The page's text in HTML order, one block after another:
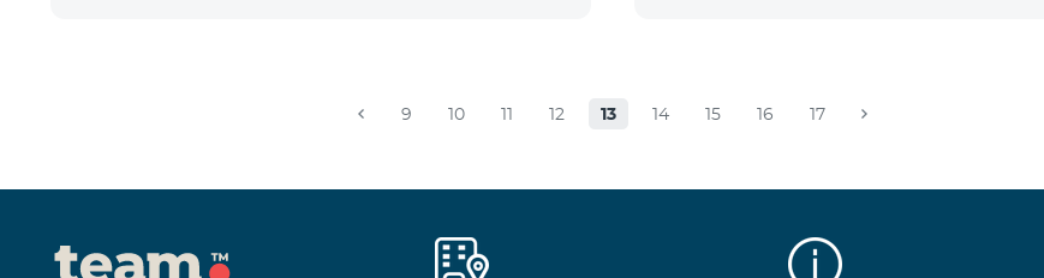
9 10 11 12 13 14 15 16 17